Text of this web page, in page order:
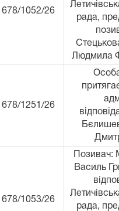
678/1052/26
рада,
Людмила
678/1251/26
678/1053/26
Позивач:
Василь
рада,